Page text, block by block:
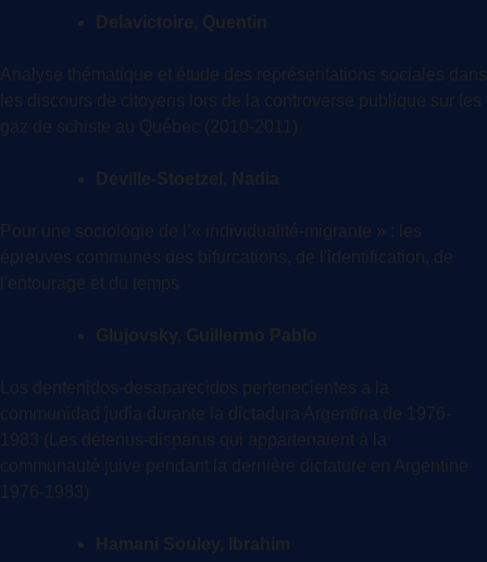
Delavictoire, Quentin
Analyse thématique et étude des représentations sociales dans
les discours de citoyens lors de la controverse publique sur les
gaz de schiste au Québec (2010-2011)
Deville-Stoetzel, Nadia
Pour une sociologie de l’« individualité-migrante » : les
épreuves communes des bifurcations, de l'identification, de
l'entourage et du temps
Glujovsky, Guillermo Pablo
Los dentenidos-desaparecidos pertenecientes a la
communidad judia durante la dictadura Argentina de 1976-
1983 (Les détenus-disparus qui appartenaient à la
communauté juive pendant la dernière dictature en Argentine
1976-1983)
Hamani Souley, Ibrahim